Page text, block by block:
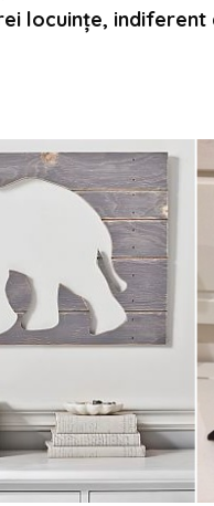
locuințe, indiferent